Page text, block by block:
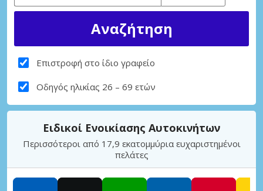
Επιστροφή στο ίδιο γραφείο
Οδηγός ηλικίας 26 – 69 ετών
Ειδικοί Ενοικίασης Αυτοκινήτων
Περισσότεροι από 17,9 εκατομμύρια ευχαριστημένοι
πελάτες